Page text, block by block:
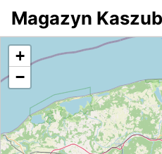
Przejdź do serwisu
Magazyn
+
−